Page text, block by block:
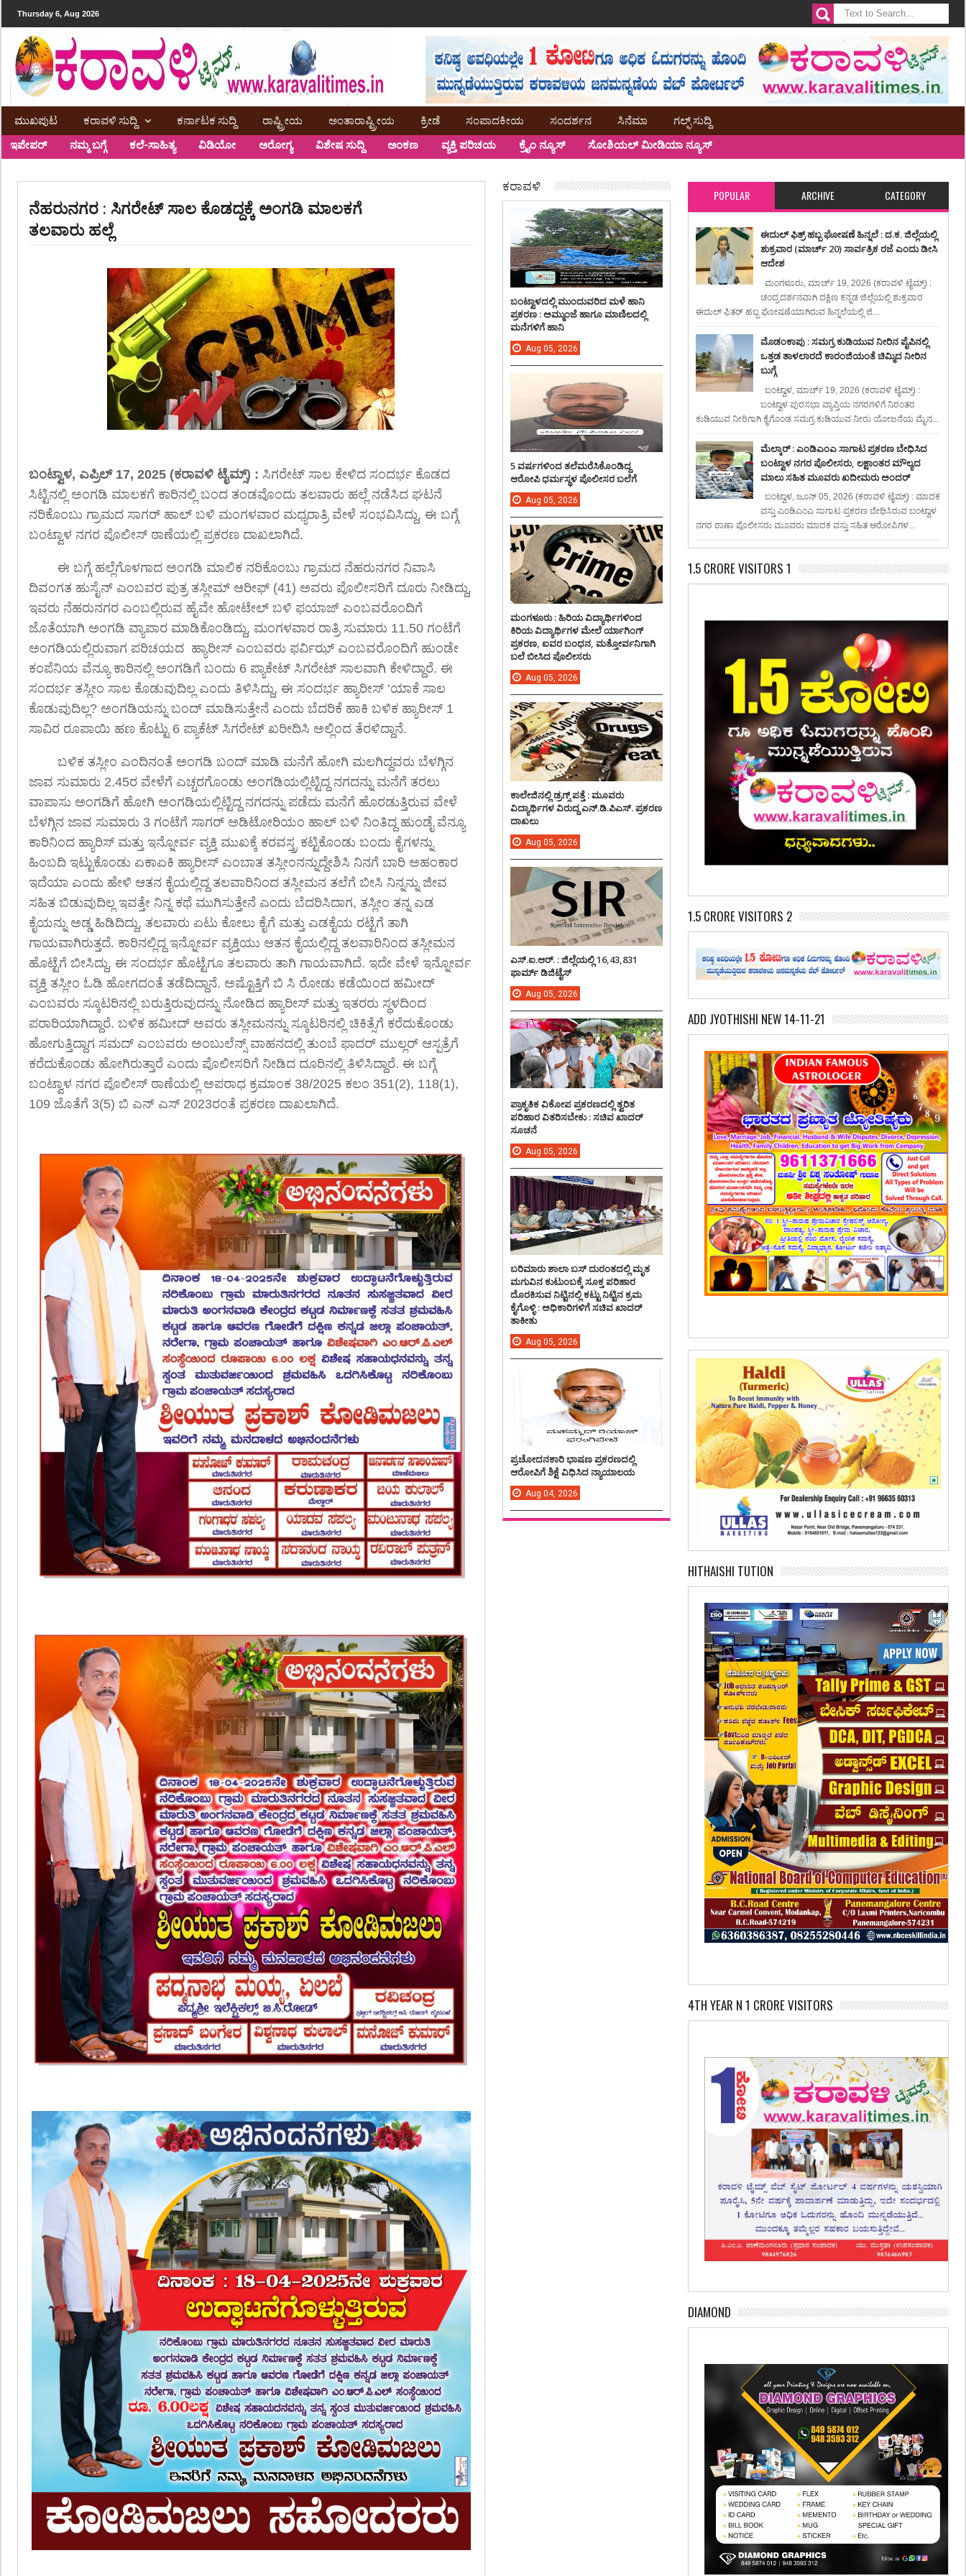
Thursday 6, Aug 2026
ಮುಖಪುಟ ಕರಾವಳಿ ಸುದ್ದಿ ಕರ್ನಾಟಕ ಸುದ್ದಿ ರಾಷ್ಟ್ರೀಯ ಅಂತಾರಾಷ್ಟ್ರೀಯ ಕ್ರೀಡೆ ಸಂಪಾದಕೀಯ ಸಂದರ್ಶನ ಸಿನೆಮಾ ಗಲ್ಫ್ ಸುದ್ದಿ
ಇಪೇಪರ್ ನಮ್ಮ ಬಗ್ಗೆ ಕಲೆ-ಸಾಹಿತ್ಯ ವಿಡಿಯೋ ಅರೋಗ್ಯ ವಿಶೇಷ ಸುದ್ದಿ ಅಂಕಣ ವ್ಯಕ್ತಿ ಪರಿಚಯ ಕ್ರೈಂ ನ್ಯೂಸ್ ಸೋಶಿಯಲ್ ಮೀಡಿಯಾ ನ್ಯೂಸ್
ನೆಹರುನಗರ : ಸಿಗರೇಟ್ ಸಾಲ ಕೊಡದ್ದಕ್ಕೆ ಅಂಗಡಿ ಮಾಲಕಗೆ
ತಲವಾರು ಹಲ್ಲೆ
ಬಂಟ್ವಾಳ, ಎಪ್ರಿಲ್ 17, 2025 (ಕರಾವಳಿ ಟೈಮ್ಸ್) : ಸಿಗರೇಟ್ ಸಾಲ ಕೇಳಿದ ಸಂದರ್ಭ ಕೊಡದ
ಸಿಟ್ಟಿನಲ್ಲಿ ಅಂಗಡಿ ಮಾಲಕಗೆ ಕಾರಿನಲ್ಲಿ ಬಂದ ತಂಡವೊಂದು ತಲವಾರು ಹಲ್ಲೆ ನಡೆಸಿದ ಘಟನೆ
ನರಿಕೊಂಬು ಗ್ರಾಮದ ಸಾಗರ್ ಹಾಲ್ ಬಳಿ ಮಂಗಳವಾರ ಮಧ್ಯರಾತ್ರಿ ವೇಳೆ ಸಂಭವಿಸಿದ್ದು, ಈ ಬಗ್ಗೆ
ಬಂಟ್ವಾಳ ನಗರ ಪೊಲೀಸ್ ಠಾಣೆಯಲ್ಲಿ ಪ್ರಕರಣ ದಾಖಲಾಗಿದೆ.
ಈ ಬಗ್ಗೆ ಹಲ್ಲೆಗೊಳಗಾದ ಅಂಗಡಿ ಮಾಲಿಕ ನರಿಕೊಂಬು ಗ್ರಾಮದ ನೆಹರುನಗರ ನಿವಾಸಿ
ದಿವಂಗತ ಹುಸೈನ್ ಎಂಬವರ ಪುತ್ರ ತಸ್ಲೀಮ್ ಆರೀಫ್ (41) ಅವರು ಪೊಲೀಸರಿಗೆ ದೂರು ನೀಡಿದ್ದು,
ಇವರು ನೆಹರುನಗರ ಎಂಬಲ್ಲಿರುವ ಹೈವೇ ಹೋಟೇಲ್ ಬಳಿ ಫಯಾಜ್ ಎಂಬವರೊಂದಿಗೆ
ಜೊತೆಯಾಗಿ ಅಂಗಡಿ ವ್ಯಾಪಾರ ಮಾಡಿಕೊಂಡಿದ್ದು, ಮಂಗಳವಾರ ರಾತ್ರಿ ಸುಮಾರು 11.50 ಗಂಟೆಗೆ
ಅಂಗಡಿಯಲ್ಲಿರುವಾಗ ಪರಿಚಯದ ಹ್ಯಾರೀಸ್ ಎಂಬವರು ಫರ್ವಿಝ್ ಎಂಬವರೊಂದಿಗೆ ಹುಂಡೇ
ಕಂಪೆನಿಯ ವೆನ್ಯೂ ಕಾರಿನಲ್ಲಿ ಅಂಗಡಿಗೆ ಬಂದು 6 ಪ್ಯಾಕೇಟ್ ಸಿಗರೇಟ್ ಸಾಲವಾಗಿ ಕೇಳಿದ್ದಾರೆ. ಈ
ಸಂದರ್ಭ ತಸ್ಲೀಂ ಸಾಲ ಕೊಡುವುದಿಲ್ಲ ಎಂದು ತಿಳಿಸಿದ್ದು, ಈ ಸಂದರ್ಭ ಹ್ಯಾರೀಸ್ ‘ಯಾಕೆ ಸಾಲ
ಕೊಡುವುದಿಲ್ಲ? ಅಂಗಡಿಯನ್ನು ಬಂದ್ ಮಾಡಿಸುತ್ತೇನೆ ಎಂದು ಬೆದರಿಕೆ ಹಾಕಿ ಬಳಿಕ ಹ್ಯಾರೀಸ್ 1
ಸಾವಿರ ರೂಪಾಯಿ ಹಣ ಕೊಟ್ಟು 6 ಪ್ಯಾಕೆಟ್ ಸಿಗರೇಟ್ ಖರೀದಿಸಿ ಅಲ್ಲಿಂದ ತೆರಳಿದ್ದಾನೆ.
ಬಳಿಕ ತಸ್ಲೀಂ ಎಂದಿನಂತೆ ಅಂಗಡಿ ಬಂದ್ ಮಾಡಿ ಮನೆಗೆ ಹೋಗಿ ಮಲಗಿದ್ದವರು ಬೆಳಗ್ಗಿನ
ಜಾವ ಸುಮಾರು 2.45ರ ವೇಳೆಗೆ ಎಚ್ಚರಗೊಂಡು ಅಂಗಡಿಯಲ್ಲಿಟ್ಟಿದ್ದ ನಗದನ್ನು ಮನೆಗೆ ತರಲು
ವಾಪಾಸು ಅಂಗಡಿಗೆ ಹೋಗಿ ಅಂಗಡಿಯಲ್ಲಿಟ್ಟಿದ್ದ ನಗದನ್ನು ಪಡೆದು ಮನೆಗೆ ಹೊರಡುತ್ತಿರುವ ವೇಳೆ
ಬೆಳಗ್ಗಿನ ಜಾವ ಸುಮಾರು 3 ಗಂಟೆಗೆ ಸಾಗರ್ ಅಡಿಟೋರಿಯಂ ಹಾಲ್ ಬಳಿ ನಿಂತಿದ್ದ ಹುಂಡೈ ವೆನ್ಯೂ
ಕಾರಿನಿಂದ ಹ್ಯಾರಿಸ್ ಮತ್ತು ಇನ್ನೋರ್ವ ವ್ಯಕ್ತಿ ಮುಖಕ್ಕೆ ಕರವಸ್ತ್ರ ಕಟ್ಟಿಕೊಂಡು ಬಂದು ಕೈಗಳನ್ನು
ಹಿಂಬದಿ ಇಟ್ಟುಕೊಂಡು ಏಕಾಏಕಿ ಹ್ಯಾರೀಸ್ ಎಂಬಾತ ತಸ್ಲೀಂನನ್ನುದ್ದೇಶಿಸಿ ನಿನಗೆ ಬಾರಿ ಅಹಂಕಾರ
ಇದೆಯಾ ಎಂದು ಹೇಳಿ ಆತನ ಕೈಯಲ್ಲಿದ್ದ ತಲವಾರಿನಿಂದ ತಸ್ಲೀಮನ ತಲೆಗೆ ಬೀಸಿ ನಿನ್ನನ್ನು ಜೀವ
ಸಹಿತ ಬಿಡುವುದಿಲ್ಲ ಇವತ್ತೇ ನಿನ್ನ ಕಥೆ ಮುಗಿಸುತ್ತೇನೆ ಎಂದು ಬೆದರಿಸಿದಾಗ, ತಸ್ಲೀಂ ತನ್ನ ಎಡ
ಕೈಯನ್ನು ಅಡ್ಡ ಹಿಡಿದಿದ್ದು, ತಲವಾರು ಏಟು ಕೋಲು ಕೈಗೆ ಮತ್ತು ಎಡಕೈಯ ರಟ್ಟೆಗೆ ತಾಗಿ
ಗಾಯವಾಗಿರುತ್ತದೆ. ಕಾರಿನಲ್ಲಿದ್ದ ಇನ್ನೋರ್ವ ವ್ಯಕ್ತಿಯು ಆತನ ಕೈಯಲ್ಲಿದ್ದ ತಲವಾರಿನಿಂದ ತಸ್ಲೀಮನ
ಹೊಟ್ಟೆಗೆ ಬೀಸಿದ್ದು, ಈ ಸಂದರ್ಭ ಹೊಟ್ಟೆಗೂ ತಲವಾರು ತಾಗಿ ಗಾಯವಾಗಿದೆ. ಇದೇ ವೇಳೆ ಇನ್ನೋರ್ವ
ವ್ಯಕ್ತಿ ತಸ್ಲೀಂ ಓಡಿ ಹೋಗದಂತೆ ತಡೆದಿದ್ದಾನೆ. ಅಷ್ಟೊತ್ತಿಗೆ ಬಿ ಸಿ ರೋಡು ಕಡೆಯಿಂದ ಹಮೀದ್
ಎಂಬವರು ಸ್ಕೂಟರಿನಲ್ಲಿ ಬರುತ್ತಿರುವುದನ್ನು ನೋಡಿದ ಹ್ಯಾರೀಸ್ ಮತ್ತು ಇತರರು ಸ್ಥಳದಿಂದ
ಪರಾರಿಯಾಗಿದ್ದಾರೆ. ಬಳಿಕ ಹಮೀದ್ ಅವರು ತಸ್ಲೀಮನನ್ನು ಸ್ಕೂಟರಿನಲ್ಲಿ ಚಿಕಿತ್ಸೆಗೆ ಕರೆದುಕೊಂಡು
ಹೋಗುತ್ತಿದ್ದಾಗ ಸಮದ್ ಎಂಬವರು ಅಂಬುಲೆನ್ಸ್ ವಾಹನದಲ್ಲಿ ತುಂಬೆ ಫಾದರ್ ಮುಲ್ಲರ್ ಆಸ್ಪತ್ರೆಗೆ
ಕರೆದುಕೊಂಡು ಹೋಗಿರುತ್ತಾರೆ ಎಂದು ಪೊಲೀಸರಿಗೆ ನೀಡಿದ ದೂರಿನಲ್ಲಿ ತಿಳಿಸಿದ್ದಾರೆ. ಈ ಬಗ್ಗೆ
ಬಂಟ್ವಾಳ ನಗರ ಪೊಲೀಸ್ ಠಾಣೆಯಲ್ಲಿ ಅಪರಾಧ ಕ್ರಮಾಂಕ 38/2025 ಕಲಂ 351(2), 118(1),
109 ಜೊತೆಗೆ 3(5) ಬಿ ಎನ್ ಎಸ್ 2023ರಂತೆ ಪ್ರಕರಣ ದಾಖಲಾಗಿದೆ.
POPULAR ARCHIVE CATEGORY
ಈದುಲ್ ಫಿತ್ರ್ ಹಬ್ಬ ಘೋಷಣೆ ಹಿನ್ನಲೆ : ದ.ಕ. ಜಿಲ್ಲೆಯಲ್ಲಿ
ಶುಕ್ರವಾರ (ಮಾರ್ಚ್ 20) ಸಾರ್ವತ್ರಿಕ ರಜೆ ಎಂದು ಡೀಸಿ
ಆದೇಶ
ಮಂಗಳೂರು, ಮಾರ್ಚ್ 19, 2026 (ಕರಾವಳಿ ಟೈಮ್ಸ್) :
ಚಂದ್ರದರ್ಶನವಾಗಿ ದಕ್ಷಿಣ ಕನ್ನಡ ಜಿಲ್ಲೆಯಲ್ಲಿ ಶುಕ್ರವಾರ
ಈದುಲ್ ಫಿತರ್ ಹಬ್ಬ ಘೋಷಣೆಯಾಗಿರುವ ಹಿನ್ನಲೆಯಲ್ಲಿ ಜಿ...
ಮೊಡಂಕಾಪು : ಸಮಗ್ರ ಕುಡಿಯುವ ನೀರಿನ ಪೈಪಿನಲ್ಲಿ
ಒತ್ತಡ ತಾಳಲಾರದೆ ಕಾರಂಜಿಯಂತೆ ಚಿಮ್ಮಿದ ನೀರಿನ
ಬುಗ್ಗೆ
ಬಂಟ್ವಾಳ, ಮಾರ್ಚ್ 19, 2026 (ಕರಾವಳಿ ಟೈಮ್ಸ್) :
ಬಂಟ್ವಾಳ ಪುರಸಭಾ ವ್ಯಾಪ್ತಿಯ ನಗರಗಳಿಗೆ ನಿರಂತರ
ಕುಡಿಯುವ ನೀರಿಗಾಗಿ ಕೈಗೊಂಡ ಸಮಗ್ರ ಕುಡಿಯುವ ನೀರು ಯೋಜನೆಯ ಮೈನ...
ಮೆಲ್ಕಾರ್ : ಎಂಡಿಎಂಎ ಸಾಗಾಟ ಪ್ರಕರಣ ಬೇಧಿಸಿದ
ಬಂಟ್ವಾಳ ನಗರ ಪೊಲೀಸರು, ಲಕ್ಷಾಂತರ ಮೌಲ್ಯದ
ಮಾಲು ಸಹಿತ ಮೂವರು ಖದೀಮರು ಅಂದರ್
ಬಂಟ್ವಾಳ, ಜೂನ್ 05, 2026 (ಕರಾವಳಿ ಟೈಮ್ಸ್) : ಮಾದಕ
ವಸ್ತು ಎಂಡಿಎಂಎ ಸಾಗಾಟ ಪ್ರಕರಣ ಬೇಧಿಸಿರುವ ಬಂಟ್ವಾಳ
ನಗರ ಠಾಣಾ ಪೊಲೀಸರು ಮೂವರು ಮಾದಕ ವಸ್ತು ಸಹಿತ ಆರೋಪಿಗಳ...
1.5 CRORE VISITORS 1
1.5 CRORE VISITORS 2
ADD JYOTHISHI NEW 14-11-21
HITHAISHI TUTION
4TH YEAR N 1 CRORE VISITORS
DIAMOND
ಕರಾವಳಿ
ಬಂಟ್ವಾಳದಲ್ಲಿ ಮುಂದುವರಿದ ಮಳೆ ಹಾನಿ
ಪ್ರಕರಣ : ಅಮ್ಮುಂಜೆ ಹಾಗೂ ಮಾಣಿಲದಲ್ಲಿ
ಮನೆಗಳಿಗೆ ಹಾನಿ
Aug 05, 2026
5 ವರ್ಷಗಳಿಂದ ತಲೆಮರೆಸಿಕೊಂಡಿದ್ದ
ಆರೋಪಿ ಧರ್ಮಸ್ಥಳ ಪೊಲೀಸರ ಬಲೆಗೆ
Aug 05, 2026
ಮಂಗಳೂರು : ಹಿರಿಯ ವಿದ್ಯಾರ್ಥಿಗಳಿಂದ
ಕಿರಿಯ ವಿದ್ಯಾರ್ಥಿಗಳ ಮೇಲೆ ರ್ಯಾಗಿಂಗ್
ಪ್ರಕರಣ, ಐವರ ಬಂಧನ, ಮತ್ತೋರ್ವನಿಗಾಗಿ
ಬಲೆ ಬೀಸಿದ ಪೊಲೀಸರು
Aug 05, 2026
ಕಾಲೇಜಿನಲ್ಲಿ ಡ್ರಗ್ಸ್ ಪತ್ತೆ : ಮೂವರು
ವಿದ್ಯಾರ್ಥಿಗಳ ವಿರುದ್ದ ಎನ್.ಡಿ.ಪಿಎಸ್. ಪ್ರಕರಣ
ದಾಖಲು
Aug 05, 2026
ಎಸ್.ಐ.ಆರ್. : ಜಿಲ್ಲೆಯಲ್ಲಿ 16,43,831
ಫಾರ್ಮ್ ಡಿಜಿಟೈಸ್
Aug 05, 2026
ಪ್ರಾಕೃತಿಕ ವಿಕೋಪ ಪ್ರಕರಣದಲ್ಲಿ ತ್ವರಿತ
ಪರಿಹಾರ ವಿತರಿಸಬೇಕು : ಸಚಿವ ಖಾದರ್
ಸೂಚನೆ
Aug 05, 2026
ಬರಿಮಾರು ಶಾಲಾ ಬಸ್ ದುರಂತದಲ್ಲಿ ಮೃತ
ಮಗುವಿನ ಕುಟುಂಬಕ್ಕೆ ಸೂಕ್ತ ಪರಿಹಾರ
ದೊರಕಿಸುವ ನಿಟ್ಟಿನಲ್ಲಿ ಕಟ್ಟು ನಿಟ್ಟಿನ ಕ್ರಮ
ಕೈಗೊಳ್ಳಿ : ಅಧಿಕಾರಿಗಳಿಗೆ ಸಚಿವ ಖಾದರ್
ತಾಕೀತು
Aug 05, 2026
ಪ್ರಚೋದನಕಾರಿ ಭಾಷಣ ಪ್ರಕರಣದಲ್ಲಿ
ಆರೋಪಿಗೆ ಶಿಕ್ಷೆ ವಿಧಿಸಿದ ನ್ಯಾಯಾಲಯ
Aug 04, 2026